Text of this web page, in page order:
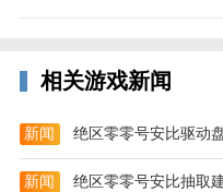
相关游戏新闻
新闻 绝区零零号安比驱动
新闻 绝区零零号安比抽取